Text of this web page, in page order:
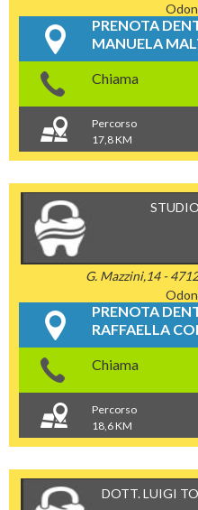
PRENOTA
MANUELA
Chiama
Percorso
17,8 KM
G. Mazzini,14 -
PRENOTA
RAFFAELLA
Chiama
Percorso
18,6 KM
DOTT. LUIGI